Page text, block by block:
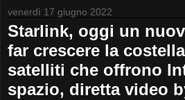
venerdì 17 giugno 2022
Starlink, oggi un
far crescere la
satelliti che offrono
spazio, diretta video